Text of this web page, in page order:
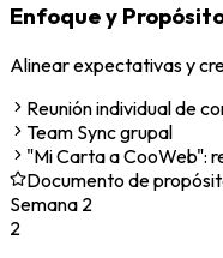
Enfoque y
Alinear expectativas y
Reunión individual de
Team Sync grupal
"Mi Carta a CooWeb":
Documento de
Semana 2
2